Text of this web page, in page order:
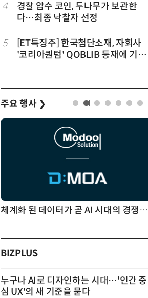
4
경찰 압수 코인, 두나무가 보관한
다…최종 낙찰자 선정
5
[ET특징주] 한국첨단소재, 자회사
'코리아퀀텀' QOBLIB 등재에 기대
주요 행사 ❯
체계화 된 데이터가 곧 AI 시대의 경쟁력이다
BIZPLUS
누구나 AI로 디자인하는 시대…'인간 중
심 UX'의 새 기준을 묻다